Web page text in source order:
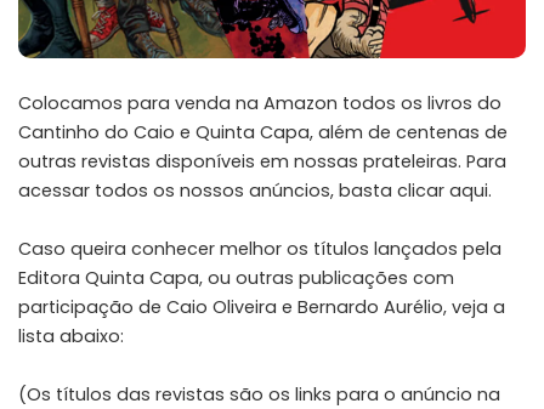
Colocamos para venda na Amazon todos os livros do
Cantinho do Caio e Quinta Capa, além de centenas de
outras revistas disponíveis em nossas prateleiras. Para
acessar todos os nossos anúncios, basta clicar aqui.
Caso queira conhecer melhor os títulos lançados pela
Editora Quinta Capa, ou outras publicações com
participação de Caio Oliveira e Bernardo Aurélio, veja a
lista abaixo:
(Os títulos das revistas são os links para o anúncio na